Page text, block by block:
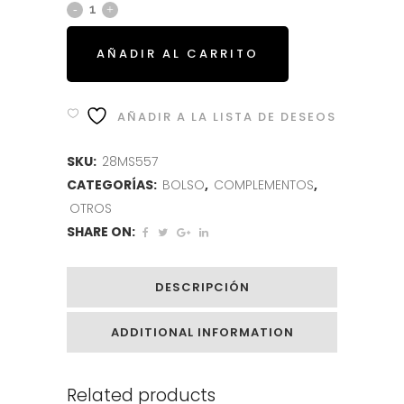
AÑADIR AL CARRITO
AÑADIR A LA LISTA DE DESEOS
SKU: 28MS557
CATEGORÍAS: BOLSO, COMPLEMENTOS,
OTROS
SHARE ON:
DESCRIPCIÓN
ADDITIONAL INFORMATION
Related products